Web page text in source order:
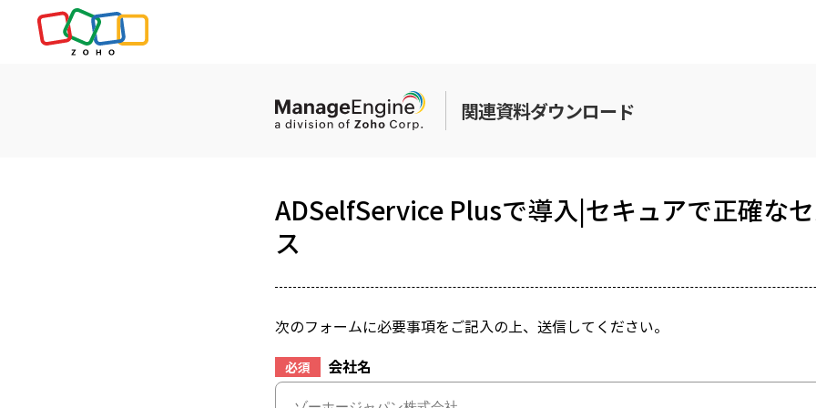
関連資料ダウンロード
ADSelfService Plusで導入|セキュアで正確な
ス
次のフォームに必要事項をご記入の上、送信してください。
必須 会社名